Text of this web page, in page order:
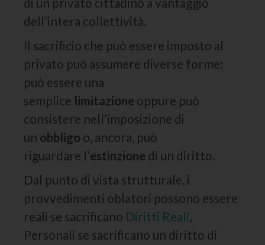
dell’intera collettività.
Il sacrificio che può essere imposto al
privato può assumere diverse forme:
può essere una
semplice limitazione oppure può
consistere nell’imposizione di
un obbligo o, ancora, può
riguardare l’estinzione di un diritto.
Dal punto di vista strutturale, i
provvedimenti oblatori possono essere
reali se sacrificano Diritti Reali,
Personali se sacrificano un diritto di